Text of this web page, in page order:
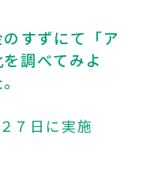
すずにて「ア
調べてみよ
７日に実施